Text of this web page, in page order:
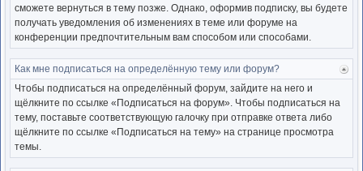
сможете вернуться в тему позже. Однако, оформив подписку, вы будете
получать уведомления об изменениях в теме или форуме на
конференции предпочтительным вам способом или способами.
Как мне подписаться на определённую тему или форум?
Чтобы подписаться на определённый форум, зайдите на него и
щёлкните по ссылке «Подписаться на форум». Чтобы подписаться на
тему, поставьте соответствующую галочку при отправке ответа либо
щёлкните по ссылке «Подписаться на тему» на странице просмотра
темы.